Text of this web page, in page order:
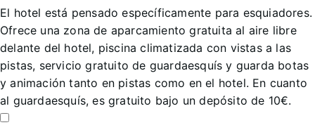
El hotel está pensado específicamente para esquiadores.
Ofrece una zona de aparcamiento gratuita al aire libre
delante del hotel, piscina climatizada con vistas a las
pistas, servicio gratuito de guardaesquís y guarda botas
y animación tanto en pistas como en el hotel. En cuanto
al guardaesquís, es gratuito bajo un depósito de 10€.